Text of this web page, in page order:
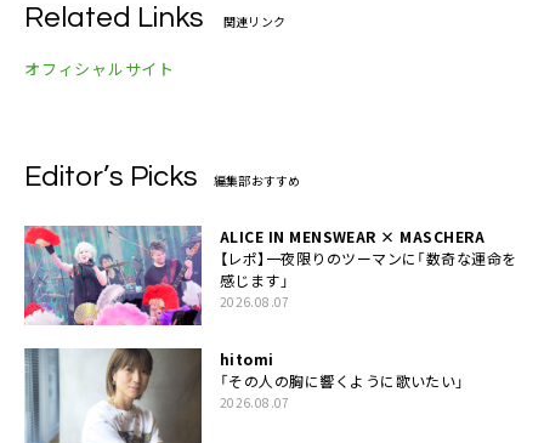
Related Links 関連リンク
オフィシャルサイト
Editor’s Picks 編集部おすすめ
ALICE IN MENSWEAR × MASCHERA
【レポ】一夜限りのツーマンに「数奇な運命を
感じます」
2026.08.07
hitomi
「その人の胸に響くように歌いたい」
2026.08.07